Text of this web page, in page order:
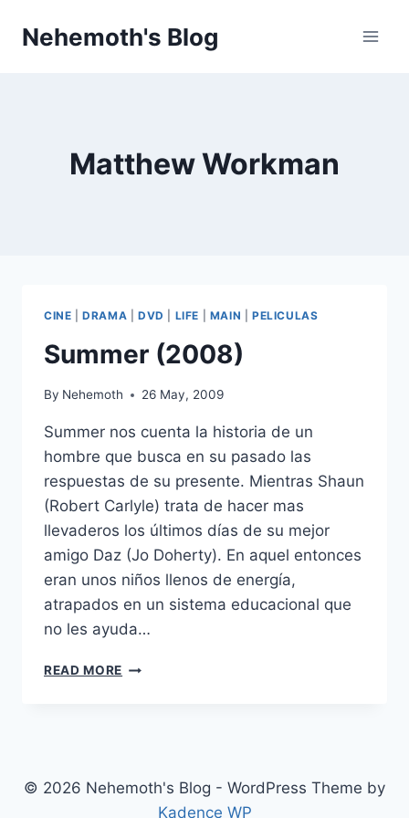
Nehemoth's Blog
Matthew Workman
CINE |DRAMA DVD LIFE MAIN PELICULAS
Summer (2008)
By Nehemoth 26 May, 2009
Summer nos cuenta la historia de un
hombre que busca en su pasado las
respuestas de su presente. Mientras Shaun
(Robert Carlyle) trata de hacer mas
llevaderos los últimos días de su mejor
amigo Daz (Jo Doherty). En aquel entonces
eran unos niños llenos de energía,
atrapados en un sistema educacional que
no les ayuda…
READ MORE SUMMER
© 2026 Nehemoth's Blog - WordPress Theme by
Kadence WP